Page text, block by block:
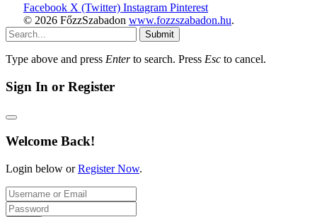
Facebook X (Twitter) Instagram Pinterest
© 2026 FőzzSzabadon www.fozzszabadon.hu.
Submit
Type above and press Enterto search. Press Esc to cancel.
Sign In or Register
Welcome Back!
Login below orRegister Now.